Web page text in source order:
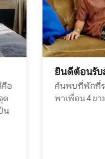
อ
ด
น
ยินดีต้อนรับ
ค้นพบที่พักที่ร
พาเพื่อน 4 ขา